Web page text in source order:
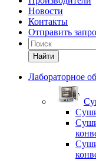
Новости
Контакты
Отправить
Найти
Лабораторное